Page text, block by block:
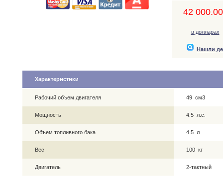
42
в долларах
Нашли
Характеристики
Рабочий объем двигателя 49 см3
Мощность 4.5 л.с.
Объем топливного бака 4.5 л
Вес 100 кг
Двигатель 2-тактный